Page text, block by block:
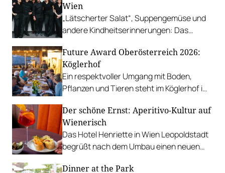
Wien
„Lätscherter Salat“, Suppengemüse und
andere Kindheitserinnerungen: Das
Sebastian Frank kocht von 22. Jänner bis
2. Februar im Herzig.
Future Award Oberösterreich 2026:
Köglerhof
Ein respektvoller Umgang mit Boden,
Pflanzen und Tieren steht im Köglerhof im
Der schöne Ernst: Aperitivo-Kultur auf
Wienerisch
Das Hotel Henriette in Wien Leopoldstadt
begrüßt nach dem Umbau einen neuen
regionalem Aperitivo-Angebot.
Dinner at the Park